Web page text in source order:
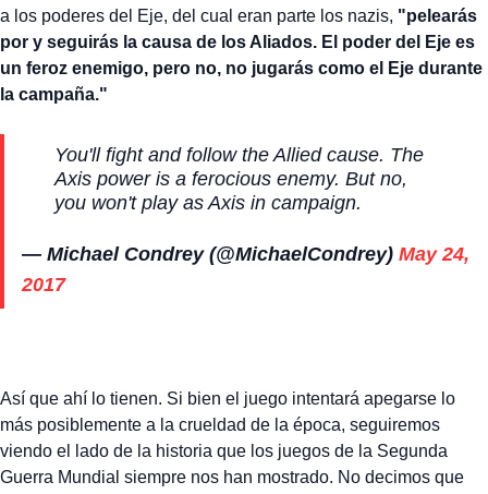
a los poderes del Eje, del cual eran parte los nazis, "pelearás
por y seguirás la causa de los Aliados. El poder del Eje es
un feroz enemigo, pero no, no jugarás como el Eje durante
la campaña."
You'll fight and follow the Allied cause. The
Axis power is a ferocious enemy. But no,
you won't play as Axis in campaign.
— Michael Condrey (@MichaelCondrey) May 24,
2017
Así que ahí lo tienen. Si bien el juego intentará apegarse lo
más posiblemente a la crueldad de la época, seguiremos
viendo el lado de la historia que los juegos de la Segunda
Guerra Mundial siempre nos han mostrado. No decimos que